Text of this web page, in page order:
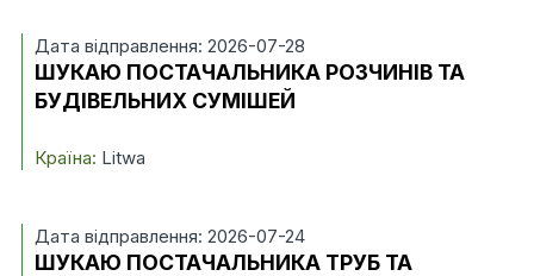
Дата відправлення: 2026-07-28
ШУКАЮ ПОСТАЧАЛЬНИКА РОЗЧИНІВ ТА
БУДІВЕЛЬНИХ СУМІШЕЙ
Країна: Litwa
Дата відправлення: 2026-07-24
ШУКАЮ ПОСТАЧАЛЬНИКА ТРУБ ТА